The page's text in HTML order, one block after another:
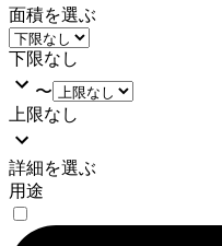
面積を選ぶ
下限なし
〜
上限なし
詳細を選ぶ
用途